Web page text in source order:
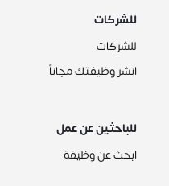
للشركات
للشركات
انشر وظيفتك مجاناً
للباحثين عن عمل
ابحث عن وظيفة